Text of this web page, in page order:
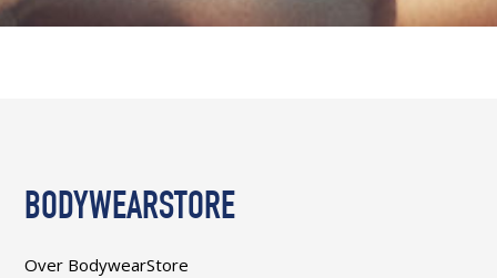
BODYWEARSTORE
Over BodywearStore